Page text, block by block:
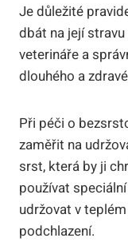
Je důležité
dbát na její
veterináře a
dlouhého a
Při péči o
zaměřit na
srst, která by ji
používat
udržovat v
podchlazení.